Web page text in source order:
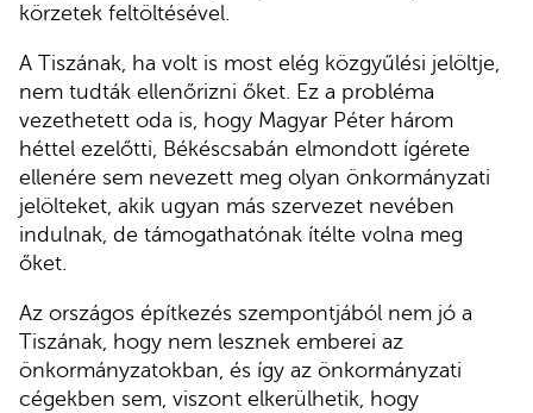
körzetek feltöltésével.
A Tiszának, ha volt is most elég közgyűlési jelöltje,
nem tudták ellenőrizni őket. Ez a probléma
vezethetett oda is, hogy Magyar Péter három
héttel ezelőtti, Békéscsabán elmondott ígérete
ellenére sem nevezett meg olyan önkormányzati
jelölteket, akik ugyan más szervezet nevében
indulnak, de támogathatónak ítélte volna meg
őket.
Az országos építkezés szempontjából nem jó a
Tiszának, hogy nem lesznek emberei az
önkormányzatokban, és így az önkormányzati
cégekben sem, viszont elkerülhetik, hogy